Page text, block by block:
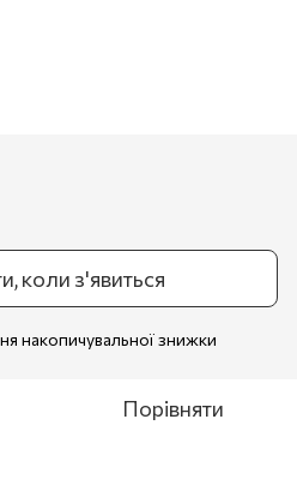
коли з'явиться
накопичувальної знижки
Порівняти